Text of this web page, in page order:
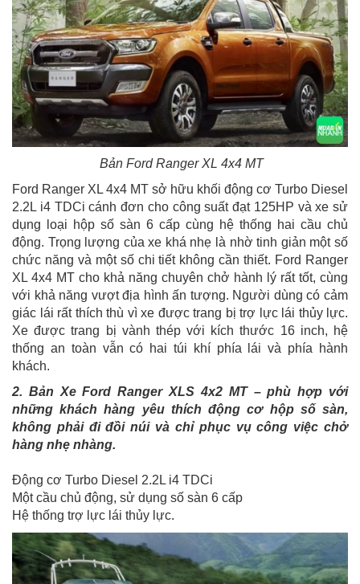
Bản Ford Ranger XL 4x4 MT
Ford Ranger XL 4x4 MT sở hữu khối động cơ Turbo Diesel
2.2L i4 TDCi cánh đơn cho công suất đạt 125HP và xe sử
dụng loại hộp số sàn 6 cấp cùng hệ thống hai cầu chủ
động. Trọng lượng của xe khá nhẹ là nhờ tinh giản một số
chức năng và một số chi tiết không cần thiết. Ford Ranger
XL 4x4 MT cho khả năng chuyên chở hành lý rất tốt, cùng
với khả năng vượt địa hình ấn tượng. Người dùng có cảm
giác lái rất thích thù vì xe được trang bị trợ lực lái thủy lực.
Xe được trang bị vành thép với kích thước 16 inch, hệ
thống an toàn vẫn có hai túi khí phía lái và phía hành
khách.
2. Bản Xe Ford Ranger XLS 4x2 MT – phù hợp với
những khách hàng yêu thích động cơ hộp số sàn,
không phải đi đồi núi và chỉ phục vụ công việc chở
hàng nhẹ nhàng.
Động cơ Turbo Diesel 2.2L i4 TDCi
Một cầu chủ động, sử dụng số sàn 6 cấp
Hệ thống trợ lực lái thủy lực.